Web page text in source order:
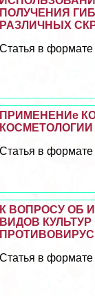
ПОЛУЧЕНИЯ
РАЗЛИЧНЫХ
Статья в формате
ПРИМЕНЕНИе
КОСМЕТОЛОГИИ
Статья в формате
К ВОПРОСУ ОБ
ВИДОВ
Статья в формате